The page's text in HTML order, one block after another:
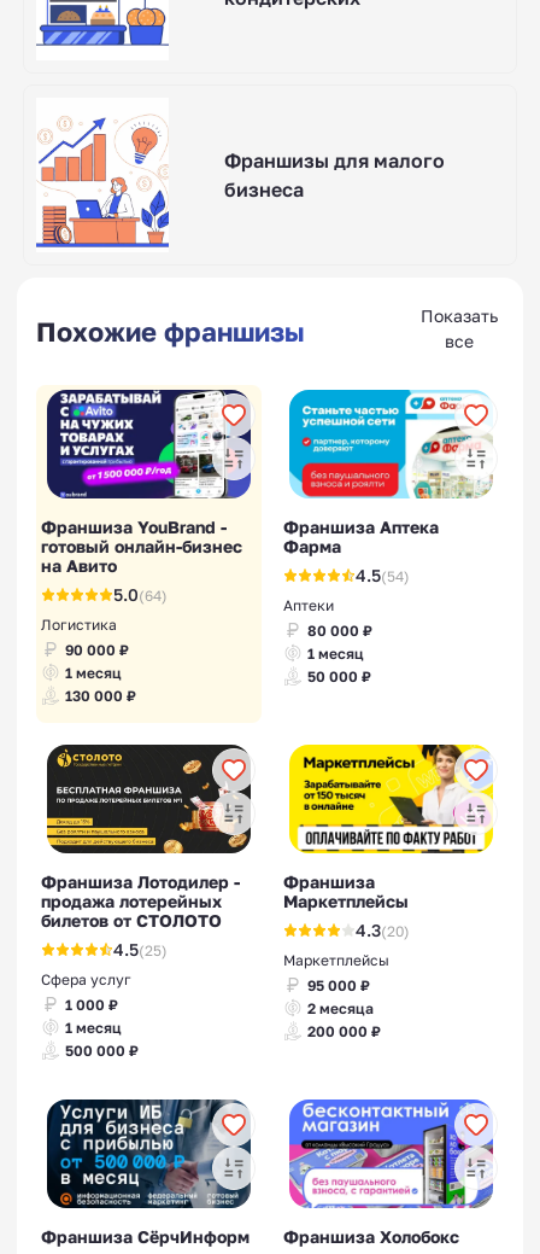
Франшизы для малого
бизнеса
Похожие франшизы
Показать
все
Франшиза YouBrand -
готовый онлайн-бизнес
на Авито
5.0(64)
Логистика
90 000 ₽
1 месяц
130 000 ₽
Франшиза Аптека
Фарма
4.5(54)
Аптеки
80 000 ₽
1 месяц
50 000 ₽
Франшиза Лотодилер -
продажа лотерейных
билетов от СТОЛОТО
4.5(25)
Сфера услуг
1 000 ₽
1 месяц
500 000 ₽
Франшиза
Маркетплейсы
4.3(20)
Маркетплейсы
95 000 ₽
2 месяца
200 000 ₽
Франшиза СёрчИнформ
Франшиза Холобокс